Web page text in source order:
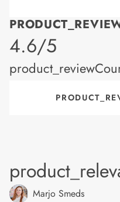
product_rating
4.6/5
Marjo Smeds